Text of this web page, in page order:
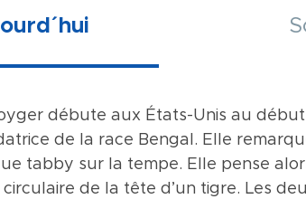
débute aux États-Unis au
de la race Bengal. Elle
tabby sur la tempe. Elle pense
de la tête d’un tigre. Les
chat musclé avec un corps long
portée basse. La tête est longue
Le nez est long et large avec un
arrondies à leur extrémité. Les
chat exceptionnellement sociable
Il est très intelligent. Sa
interagir avec son adoptant et
dynamique mais calme à la fois.